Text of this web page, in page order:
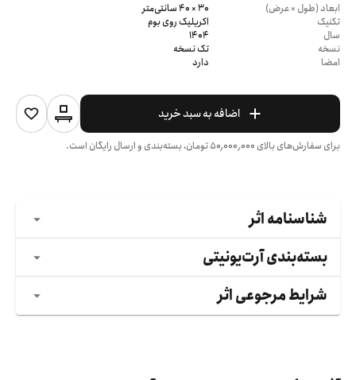
ابعاد (طول × عرض)
30 × 40 سانتی‌متر
تکنیک
اکریلیک روی بوم
سال
1404
نسخه
تک نسخه
امضا
دارد
اضافه به سبد خرید
برای سفارش‌های بالای ۵۰٬۰۰۰٬۰۰۰تومان، بسته‌بندی و ارسال رایگان است.
شناسنامه اثر
بسته‌بندی آرت‌یونیتی
شرایط مرجوعی اثر